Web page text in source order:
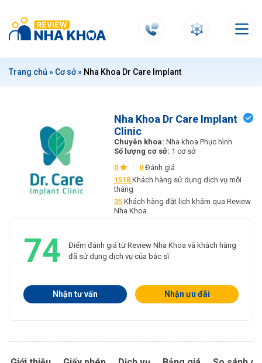
t
Trang chủ » Cơ sở» Nha Khoa Dr Care Implant
Nha Khoa Dr Care Implant
Clinic
Chuyên khoa: Nha khoa Phục hình
Số lượng cơ sở: 1 cơ sở
0
0 Đánh giá
1518 Khách hàng sử dụng dịch vụ mỗi
tháng
35 Khách hàng đặt lịch khám qua Review
Nha Khoa
74
Điểm đánh giá từ Review Nha Khoa và khách hàng
đã sử dụng dịch vụ của bác sĩ
Nhận tư vấn Nhận ưu đãi